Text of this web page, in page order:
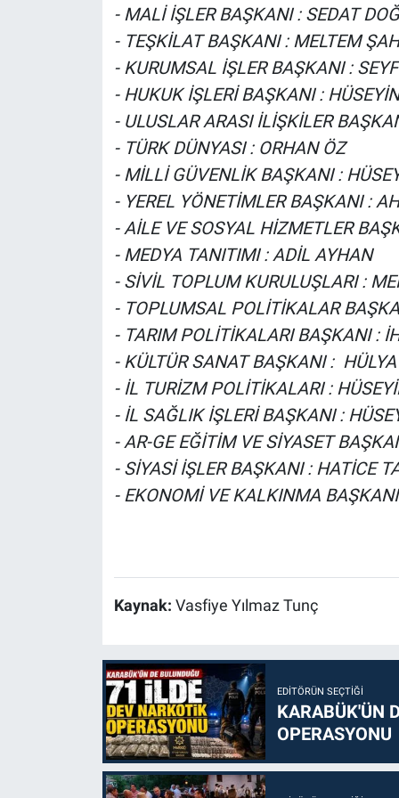
- MALİ İŞLER BAŞKANI : SEDAT
- TEŞKİLAT BAŞKANI : MELTEM
- KURUMSAL İŞLER BAŞKANI :
- HUKUK İŞLERİ BAŞKANI :
- ULUSLAR ARASI İLİŞKİLER
- TÜRK DÜNYASI : ORHAN ÖZ
- MİLLİ GÜVENLİK BAŞKANI :
- YEREL YÖNETİMLER BAŞKANI :
- AİLE VE SOSYAL HİZMETLER
- MEDYA TANITIMI : ADİL AYHAN
- SİVİL TOPLUM KURULUŞLARI :
- TOPLUMSAL POLİTİKALAR
- TARIM POLİTİKALARI BAŞKANI :
- KÜLTÜR SANAT BAŞKANI :
- İL TURİZM POLİTİKALARI :
- İL SAĞLIK İŞLERİ BAŞKANI :
- AR-GE EĞİTİM VE SİYASET
- SİYASİ İŞLER BAŞKANI : HATİCE
- EKONOMİ VE KALKINMA
Kaynak: Vasfiye Yılmaz Tunç
EDITÖRÜN SEÇTIĞI
KARABÜK'ÜN
OPERASYONU